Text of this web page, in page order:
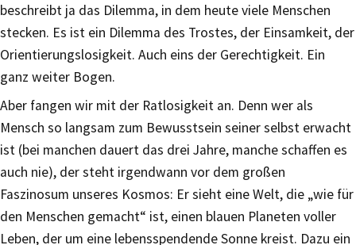
beschreibt ja das Dilemma, in dem heute viele Menschen
stecken. Es ist ein Dilemma des Trostes, der Einsamkeit, der
Orientierungslosigkeit. Auch eins der Gerechtigkeit. Ein
ganz weiter Bogen.
Aber fangen wir mit der Ratlosigkeit an. Denn wer als
Mensch so langsam zum Bewusstsein seiner selbst erwacht
ist (bei manchen dauert das drei Jahre, manche schaffen es
auch nie), der steht irgendwann vor dem großen
Faszinosum unseres Kosmos: Er sieht eine Welt, die „wie für
den Menschen gemacht“ ist, einen blauen Planeten voller
Leben, der um eine lebensspendende Sonne kreist. Dazu ein